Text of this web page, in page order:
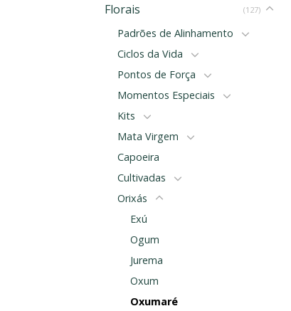
Florais (127)
Padrões de Alinhamento
Ciclos da Vida
Pontos de Força
Momentos Especiais
Kits
Mata Virgem
Capoeira
Cultivadas
Orixás
Exú
Ogum
Jurema
Oxum
Oxumaré